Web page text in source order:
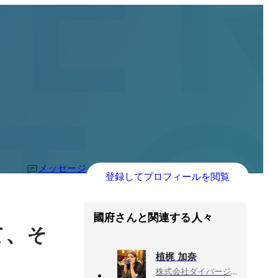
メッセージ
登録してプロフィールを閲覧
、 そ
國府さんと関連する人々
植梶 加奈
株式会社ダイバージェンス, キャリアアドバイザー